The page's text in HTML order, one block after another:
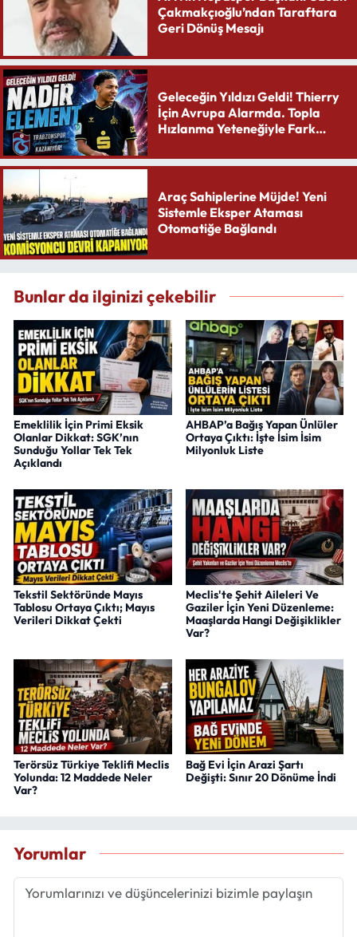
Çakmakçıoğlu’ndan Taraftara
Geri Dönüş Mesajı
Geleceğin Yıldızı Geldi! Thierry
İçin Avrupa Alarmda. Topla
Hızlanma Yeteneğiyle Fark
Araç Sahiplerine Müjde! Yeni
Sistemle Eksper Ataması
Otomatiğe Bağlandı
Bunlar da ilginizi çekebilir
Emeklilik İçin Primi Eksik
Olanlar Dikkat: SGK’nın
Sunduğu Yollar Tek Tek
Açıklandı
AHBAP’a Bağış Yapan Ünlüler
Ortaya Çıktı: İşte İsim İsim
Milyonluk Liste
Tekstil Sektöründe Mayıs
Tablosu Ortaya Çıktı; Mayıs
Verileri Dikkat Çekti
Meclis'te Şehit Aileleri Ve
Gaziler İçin Yeni Düzenleme:
Maaşlarda Hangi Değişiklikler
Var?
Terörsüz Türkiye Teklifi Meclis
Yolunda: 12 Maddede Neler
Var?
Bağ Evi İçin Arazi Şartı
Değişti: Sınır 20 Dönüme İndi
Yorumlar